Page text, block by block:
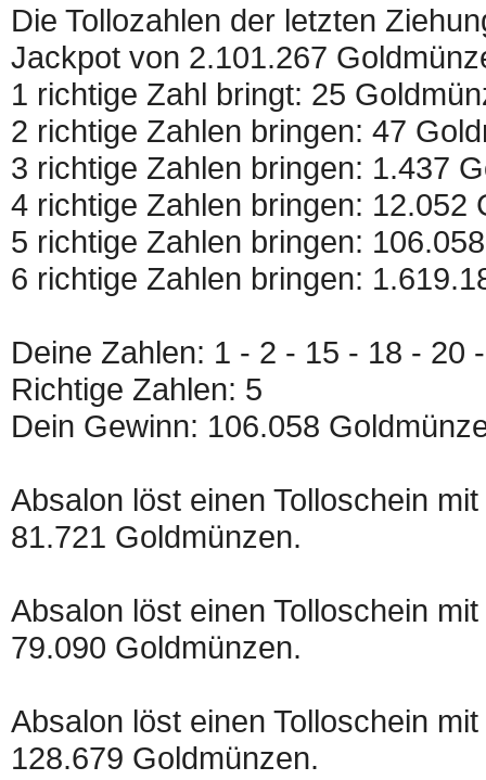
Die Tollozahlen der letzten
Jackpot von 2.101.267
1 richtige Zahl bringt: 25
2 richtige Zahlen bringen: 47
3 richtige Zahlen bringen: 1.437
4 richtige Zahlen bringen: 12.052
5 richtige Zahlen bringen:
6 richtige Zahlen bringen:
Deine Zahlen: 1 - 2 - 15 - 18 - 20
Richtige Zahlen: 5
Dein Gewinn: 106.058
Absalon löst einen Tolloschein
81.721 Goldmünzen.
Absalon löst einen Tolloschein
79.090 Goldmünzen.
Absalon löst einen Tolloschein
128.679 Goldmünzen.